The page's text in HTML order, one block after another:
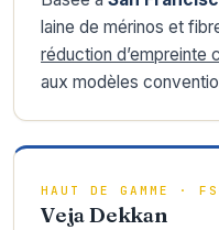
laine de mérinos et
réduction d’empreinte
aux modèles
HAUT DE GAMME ·
Veja Dekkan